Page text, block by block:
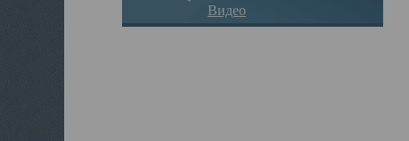
Видео